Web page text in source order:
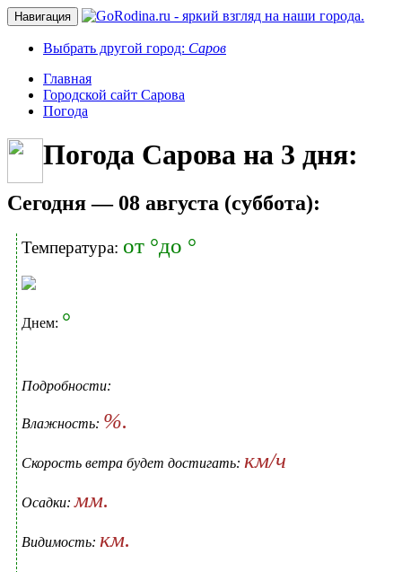
Навигация
Выбрать другой город: Саров
Главная
Городской сайт Сарова
Погода
Погода Сарова на 3 дня:
Cегодня — 08 августа (суббота):
Температура: от °до °
Днем: °
Подробности:
Влажность: %.
Скорость ветра будет достигать: км/ч
Осадки:мм.
Видимость: км.